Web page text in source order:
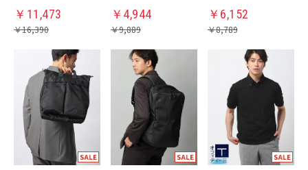
￥ 11,473
￥16,390
￥ 4,944
￥9,889
￥ 6,152
￥8,789